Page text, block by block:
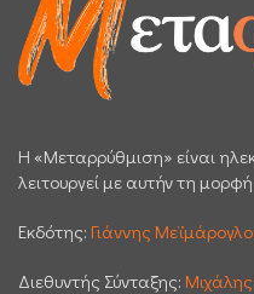
H «Μεταρρύθμιση» είναι
λειτουργεί με αυτήν τη
Εκδότης: Γιάννης
Διεθυντής Σύνταξης: